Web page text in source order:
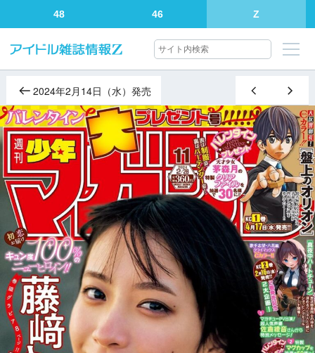
48 46 Z
2024年2月14日（水）発売